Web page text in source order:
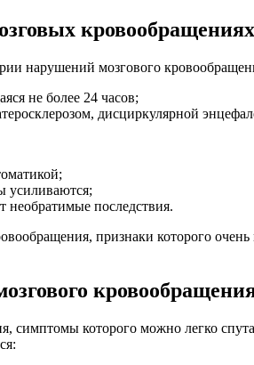
кровообращениях
нарушений мозгового
не более 24 часов;
дисциркулярной
усиливаются;
необратимые последствия.
признаки которого
симптомы которого можно легко